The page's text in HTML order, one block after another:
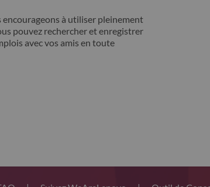
à utiliser pleinement
pouvez rechercher et enregistrer
avec vos amis en toute